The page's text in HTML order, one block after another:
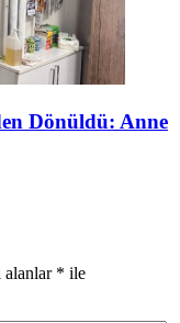
Dönüldü: Anne
alanlar * ile